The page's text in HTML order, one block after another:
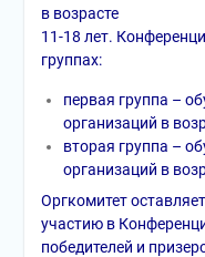
в возрасте
11-18 лет.
группах:
первая группа –
организаций в
вторая группа –
организаций в
Оргкомитет
участию в
победителей и